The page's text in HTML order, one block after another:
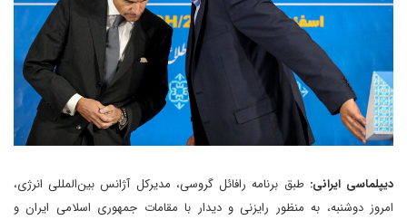
دیپلماسی ایرانی:طبق برنامه رافائل گروسی، مدیرکل آژانس بین‌المللی انرژی،
امروز دوشنبه، به منظور رایزنی و دیدار با مقامات جمهوری اسلامی ایران و